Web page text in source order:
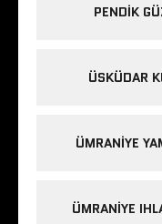
PENDIK
ÜSKÜDAR
ÜMRANIYE
ÜMRANIYE